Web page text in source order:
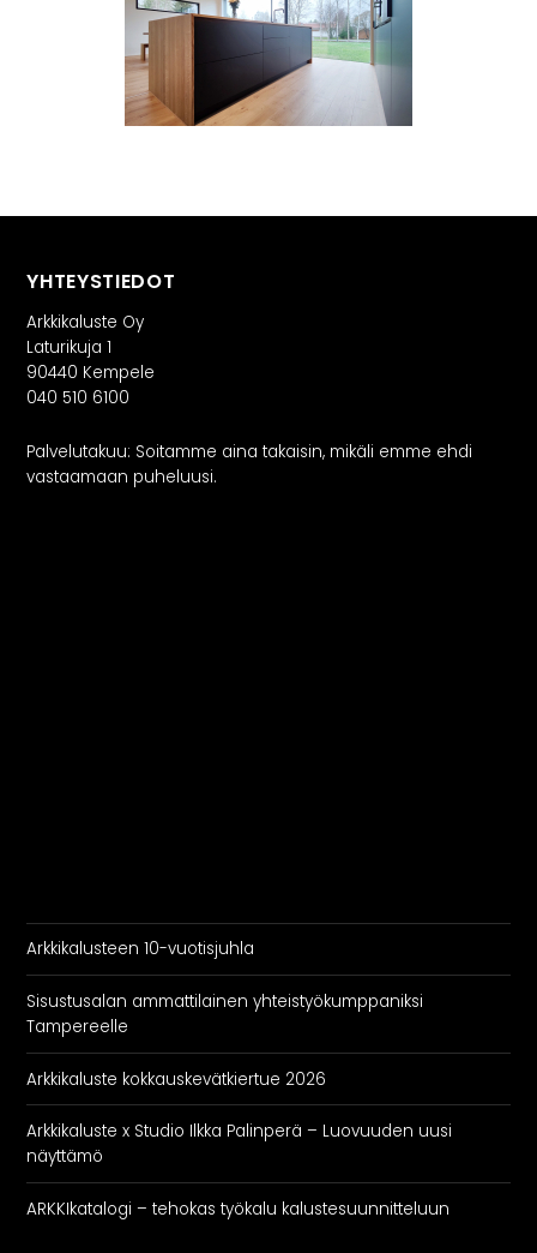
Galleria
Asiakaskokemuksia
ARKKIkauppa
€0,00
PALVELUT
Yhteystiedot
YHTEYSTIEDOT
Arkkikaluste Oy
Laturikuja 1
90440 Kempele
040 510 6100
Palvelutakuu: Soitamme aina takaisin, mikäli emme ehdi
vastaamaan puheluusi.
Arkkikalusteen 10-vuotisjuhla
Sisustusalan ammattilainen yhteistyökumppaniksi
Tampereelle
Arkkikaluste kokkauskevätkiertue 2026
Arkkikaluste x Studio Ilkka Palinperä – Luovuuden uusi
näyttämö
ARKKIkatalogi – tehokas työkalu kalustesuunnitteluun